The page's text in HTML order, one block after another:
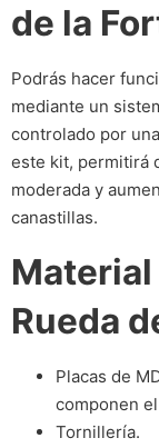
de la
Podrás hacer
mediante un
controlado por
este kit, permitirá
moderada y
canastillas.
Rueda
Placas de
componen
Tornillería.